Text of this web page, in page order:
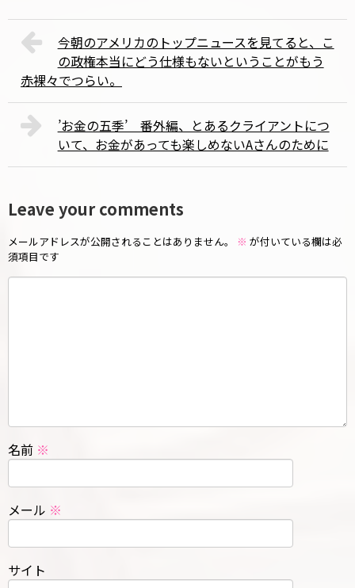
今朝のアメリカのトップニュースを見てると、こ
の政権本当にどう仕様もないということがもう
赤裸々でつらい。
’お金の五季’ 番外編、とあるクライアントにつ
いて、お金があっても楽しめないAさんのために
Leave your comments
メールアドレスが公開されることはありません。 ※ が付いている欄は必
須項目です
名前 ※
メール ※
サイト